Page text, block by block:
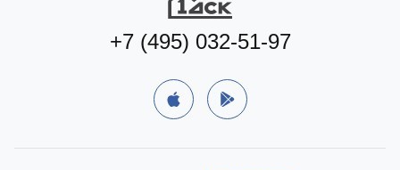
+7 (495) 032-51-97